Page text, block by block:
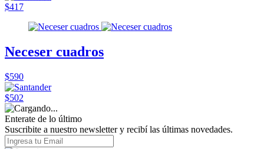
$417
Neceser cuadros
$590
$502
Enterate de lo último
Suscribite a nuestro newsletter y recibí las últimas novedades.